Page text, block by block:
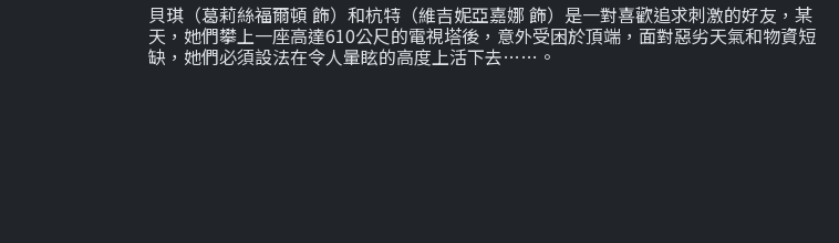
貝琪（葛莉絲福爾頓 飾）和杭特（維吉妮亞嘉娜 飾）是一對喜歡追求刺激的好友，某
天，她們攀上一座高達610公尺的電視塔後，意外受困於頂端，面對惡劣天氣和物資短
缺，她們必須設法在令人暈眩的高度上活下去……。